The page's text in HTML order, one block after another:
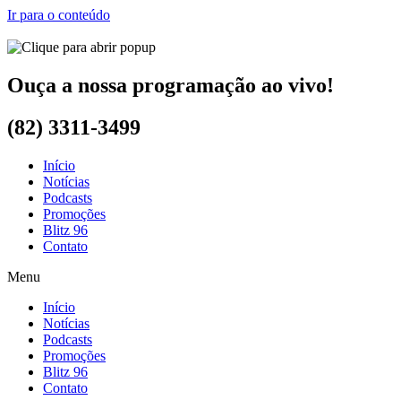
Ir para o conteúdo
Ouça a nossa programação ao vivo!
(82) 3311-3499
Início
Notícias
Podcasts
Promoções
Blitz 96
Contato
Menu
Início
Notícias
Podcasts
Promoções
Blitz 96
Contato